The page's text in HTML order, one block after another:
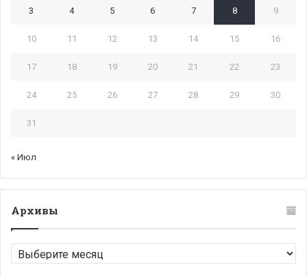
3 4 5 6 7 8 9
10 11 12 13 14 15 16
17 18 19 20 21 22 23
24 25 26 27 28 29 30
31
« Июл
Архивы
Архивы